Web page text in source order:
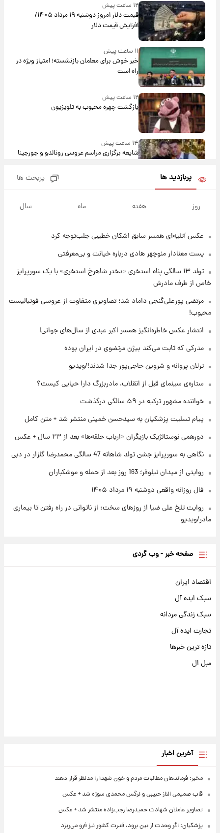
۱۲ ساعت پیش
قیمت دلار امروز دوشنبه ۱۹ مرداد ۱۴۰۵/
افزایش قیمت دلار
۱۱ ساعت پیش
خبر خوش برای معلمان بازنشسته؛ امتیاز ویژه در
راه است
۱۲ ساعت پیش
بازگشت چهره محبوب به تلویزیون
۱۴ ساعت پیش
شایعه برگزاری مراسم عروسی رونالدو و جورجینا
۲۳ ساعت پیش
۲۰ ساعت پیش
فال قهوه روزانه دوشنبه ۱۹ مرداد ماه ۱۴۰۵
فال روزانه واقعی دوشنبه ۱۹ مرداد ۱۴۰۵
۱ روز پیش
شد
پربازدید ها پربحث ها
روز هفته ماه سال
عکس‌ آتلیه‌ای همسر سابق اشکان خطیبی جلب‌توجه کرد
پست معنادار منوچهر هادی درباره خیانت و بی‌معرفتی
تولد ۱۳ سالگی پناه استخری «دختر شاهرخ استخری» با یک سورپرایز
خاص از طرف مادرش
مرتضی پورعلی‌گنجی داماد شد؛ تصاویری متفاوت از عروسی فوتبالیست
محبوب!
انتشار عکس خاطره‌انگیز همسر اکبر عبدی از سال‌های جوانی!
مدرکی که ثابت می‌کند بیژن مرتضوی در ایران بوده
ترلان پروانه و شروین حاجی‌پور جدا شدند!/ویدیو
ستاره‌ی سینمای قبل از انقلاب، مادربزرگ دارا حیایی کیست؟
خواننده مشهور ترکیه در ۵۹ سالگی درگذشت
پیام تسلیت پزشکیان به سیدحسن خمینی منتشر شد + متن کامل
دورهمی نوستالژیک بازیگران «ارباب حلقه‌ها» بعد از ۲۳ سال + عکس
نگاهی به سورپرایز جشن تولد شاهانه 47 سالگی محمدرضا گلزار در دبی
روایتی از میدان نیلوفر؛ 163 روز بعد از حمله و موشکباران
فال روزانه واقعی دوشنبه ۱۹ مرداد ۱۴۰۵
روایت تلخ علی ضیا از روزهای سخت: از ناتوانی در راه رفتن تا بیماری
مادر/ویدیو
صفحه خبر - وب گردی
اقتصاد ایران
سبک ایده آل
سبک زندگی مردانه
تجارت ایده آل
تازه ترین خبرها
مبل ال
آخرین اخبار
مخبر: فرماندهان مطالبات مردم و خون شهدا را مدنظر قرار دهند
قاب صمیمی الناز حبیبی و نرگس محمدی سوژه شد + عکس
تصاویر عاملان شهادت حمیدرضا رجب‌زاده منتشر شد + عکس
پزشکیان: اگر وحدت از بین برود، قدرت کشور نیز فرو می‌ریزد